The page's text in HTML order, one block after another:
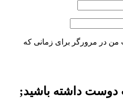
من در مرورگر برای زمانی که
داشته باشید;